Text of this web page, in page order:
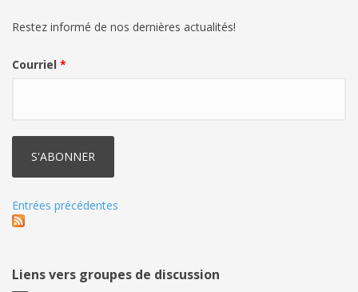
Restez informé de nos dernières actualités!
Courriel *
Entrées précédentes
Liens vers groupes de discussion